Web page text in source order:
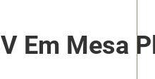
Em Mesa